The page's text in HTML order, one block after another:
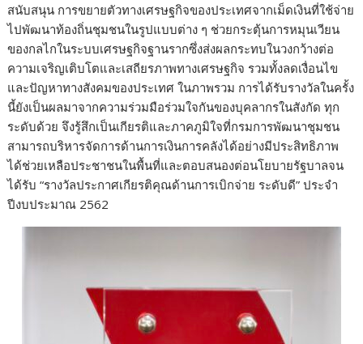
สนับสนุน การขยายตัวทางเศรษฐกิจของประเทศจากเม็ดเงินที่ใช้จ่าย
ไปพัฒนาท้องถิ่นชุมชนในรูปแบบต่าง ๆ ช่วยกระตุ้นการหมุนเวียน
ของกลไกในระบบเศรษฐกิจฐานรากซึ่งส่งผลกระทบในวงกว้างต่อ
ความเจริญเติบโตและเสถียรภาพทางเศรษฐกิจ รวมทั้งลดเงื่อนไข
และปัญหาทางสังคมของประเทศ ในภาพรวม การได้รับรางวัลในครั้ง
นี้ยังเป็นผลมาจากความร่วมมือร่วมใจกันของบุคลากรในสังกัด ทุก
ระดับด้วย จึงรู้สึกเป็นเกียรติและภาคภูมิใจที่กรมการพัฒนาชุมชน
สามารถบริหารจัดการด้านการเงินการคลังได้อย่างมีประสิทธิภาพ
ได้ช่วยเหลือประชาชนในพื้นที่และตอบสนองต่อนโยบายรัฐบาลจน
ได้รับ “รางวัลประกาศเกียรติคุณด้านการเบิกจ่าย ระดับดี” ประจำ
ปีงบประมาณ 2562